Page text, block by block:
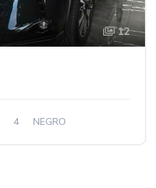
12
4 NEGRO